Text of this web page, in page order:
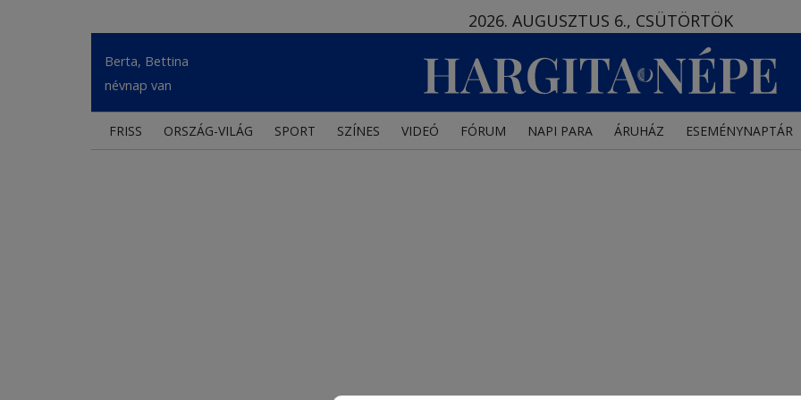
2026. AUGUSZTUS 6., CSÜTÖRTÖK
Berta, Bettina
névnap van
FRISS ORSZÁG-VILÁG SPORT SZÍNES VIDEÓ FÓRUM NAPI PARA ÁRUHÁZ ESEMÉNYNAPTÁR